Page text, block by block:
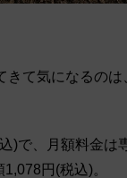
きて気になるの
)で、月額料金は
円(税込)。